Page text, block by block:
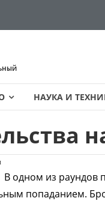
НАУКА И
В одном из раундов
попаданием.